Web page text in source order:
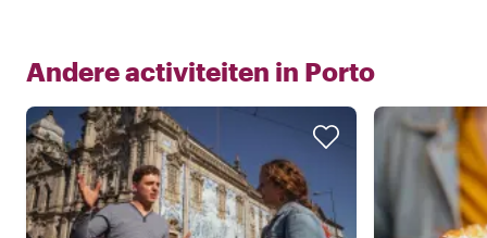
Andere activiteiten in Porto